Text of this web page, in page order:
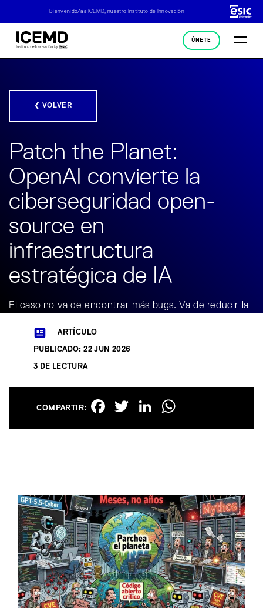
Bienvenido/a a ICEMD, nuestro Instituto de Innovación
ÚNETE
❮ VOLVER
Patch the Planet:
OpenAI convierte la
ciberseguridad open-
source en
infraestructura
estratégica de IA
El caso no va de encontrar más bugs. Va de reducir la
la IA acelere también el ataque.
ARTÍCULO
PUBLICADO: 22 JUN 2026
3 DE LECTURA
COMPARTIR: Facebook
TwitterLinkedIn